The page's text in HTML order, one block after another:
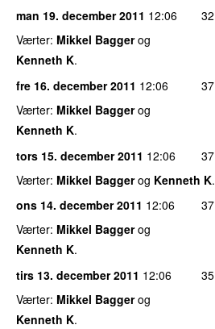
man 19. december 2011 12:06
32
Værter: Mikkel Baggerog
Kenneth K.
fre 16. december 2011 12:06
37
Værter: Mikkel Baggerog
Kenneth K.
tors 15. december 2011 12:06
37
Værter: Mikkel Baggerog Kenneth K.
ons 14. december 2011 12:06
37
Værter: Mikkel Baggerog
Kenneth K.
tirs 13. december 2011 12:06
35
Værter: Mikkel Baggerog
Kenneth K.